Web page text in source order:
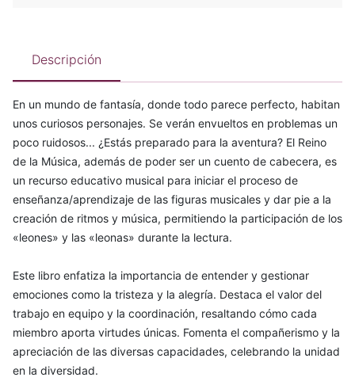
Descripción
En un mundo de fantasía, donde todo parece perfecto, habitan
unos curiosos personajes. Se verán envueltos en problemas un
poco ruidosos... ¿Estás preparado para la aventura? El Reino
de la Música, además de poder ser un cuento de cabecera, es
un recurso educativo musical para iniciar el proceso de
enseñanza/aprendizaje de las figuras musicales y dar pie a la
creación de ritmos y música, permitiendo la participación de los
«leones» y las «leonas» durante la lectura.
Este libro enfatiza la importancia de entender y gestionar
emociones como la tristeza y la alegría. Destaca el valor del
trabajo en equipo y la coordinación, resaltando cómo cada
miembro aporta virtudes únicas. Fomenta el compañerismo y la
apreciación de las diversas capacidades, celebrando la unidad
en la diversidad.